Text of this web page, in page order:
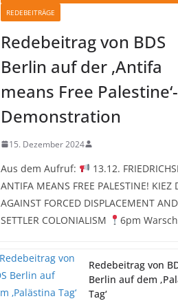
REDEBEITRÄGE
Redebeitrag von BDS
Berlin auf der ‚Antifa
means Free Palestine‘-
Demonstration
15. Dezember 2024
Aus dem Aufruf:
13.12.
ANTIFA MEANS FREE PALESTINE! KIEZ
AGAINST FORCED DISPLACEMENT AND
SETTLER COLONIALISM
6pm
Redebeitrag von
Berlin auf dem
Tag‘